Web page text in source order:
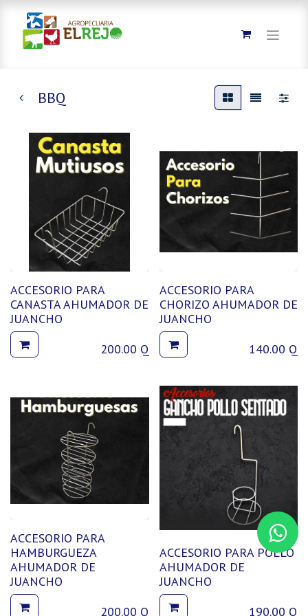
BBQ
ACCESORIO PARA
CANASTA AHUMADOR DE
JUANCHO
200.00 Q
ACCESORIO PARA
CHORIZO AHUMADOR DE
JUANCHO
140.00 Q
ACCESORIO PARA
HAMBURGUEZA
AHUMADOR DE
JUANCHO
200.00 Q
ACCESORIO PARA POLLO
AHUMADOR DE
JUANCHO
190.00 Q